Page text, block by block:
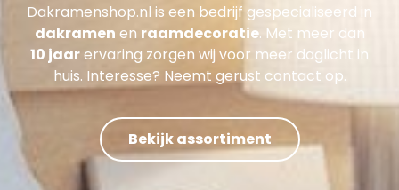
Dakramenshop.nl is een bedrijf gespecialiseerd in
dakramen en raamdecoratie. Met meer dan
10 jaarervaring zorgen wij voor meer daglicht in
huis. Interesse? Neemt gerust contact op.
Bekijk assortiment